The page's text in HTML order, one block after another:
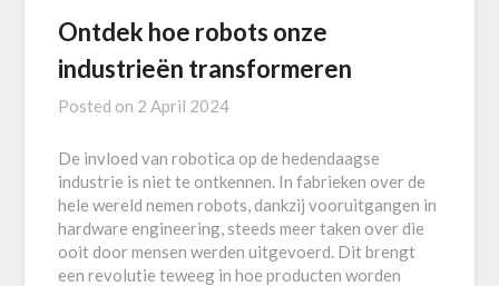
Ontdek hoe robots onze
industrieën transformeren
Posted on 2 April 2024
De invloed van robotica op de hedendaagse
industrie is niet te ontkennen. In fabrieken over de
hele wereld nemen robots, dankzij vooruitgangen in
hardware engineering, steeds meer taken over die
ooit door mensen werden uitgevoerd. Dit brengt
een revolutie teweeg in hoe producten worden